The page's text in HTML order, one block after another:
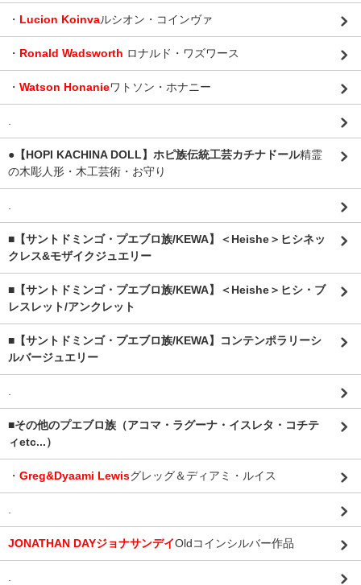
・ Lucion Koinvaルシオン・コインヴァ
・ Ronald Wadsworth ロナルド・ワズワース
・ Watson Honanieワトソン・ホナニー
.
●【HOPI KACHINA DOLL】ホピ族伝統工芸カチナドール精霊
の木彫人形・木工芸術・お守り
.
■【サントドミンゴ・プエブロ族/KEWA】＜Heishe＞ヒシネッ
クレス&モザイクジュエリー
■【サントドミンゴ・プエブロ族/KEWA】＜Heishe＞ヒシ・ブ
レスレット/アンクレット
■【サントドミンゴ・プエブロ族/KEWA】コンテンポラリーシ
ルバージュエリー
.
■その他のプエブロ族（アコマ・ラグーナ・イスレタ・コチテ
ィetc...）
・ Greg&Dyaami Lewisグレッグ＆ディアミ・ルイス
.
JONATHAN DAYジョナサンデイOldコインシルバー作品
.